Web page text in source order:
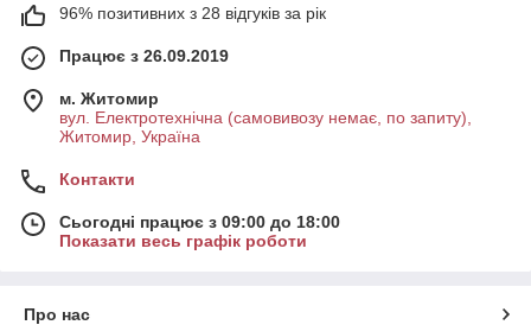
96% позитивних з 28 відгуків за рік
Працює з 26.09.2019
м. Житомир
вул. Електротехнічна (самовивозу немає, по запиту),
Житомир, Україна
Контакти
Сьогодні працює з 09:00 до 18:00
Показати весь графік роботи
Про нас